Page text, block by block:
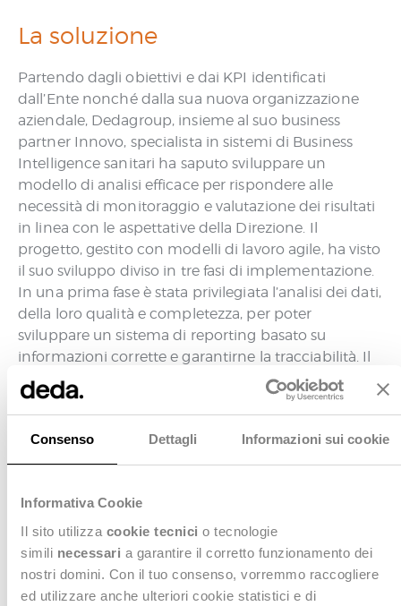
Consenso Dettagli Informazioni sui cookie
Informativa Cookie
Il sito utilizza cookie tecnici o tecnologie
simili necessari a garantire il corretto funzionamento dei
nostri domini. Con il tuo consenso, vorremmo raccogliere
ed utilizzare anche ulteriori cookie statistici e di
La soluzione
Partendo dagli obiettivi e dai KPI identificati
dall’Ente nonché dalla sua nuova organizzazione
aziendale, Dedagroup, insieme al suo business
partner Innovo, specialista in sistemi di Business
Intelligence sanitari ha saputo sviluppare un
modello di analisi efficace per rispondere alle
necessità di monitoraggio e valutazione dei risultati
in linea con le aspettative della Direzione. Il
progetto, gestito con modelli di lavoro agile, ha visto
il suo sviluppo diviso in tre fasi di implementazione.
In una prima fase è stata privilegiata l’analisi dei dati,
della loro qualità e completezza, per poter
sviluppare un sistema di reporting basato su
informazioni corrette e garantirne la tracciabilità. Il
progetto ha visto poi l’import dei dati storici e la loro
taggatura sulla base della corretta organizzazione
aziendale mantenendo il confronto con i report
cartacei antecedenti.
management, i cruscotti sono stati oggetto di
implementato. Grazie alla soluzione è stato così
possibile condividere con le strutture organizzative i
relativi KPI, monitorabili nel loro andamento